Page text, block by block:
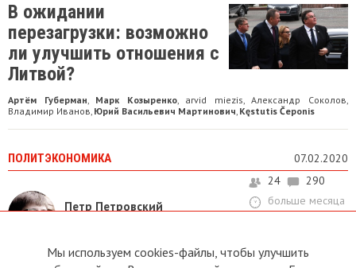
В ожидании
перезагрузки: возможно
ли улучшить отношения с
Литвой?
Артём Губерман, Марк Козыренко, arvid miezis,Александр Соколов,
Владимир Иванов, Юрий Васильевич Мартинович, Kęstutis Čeponis
ПОЛИТЭКОНОМИКА 07.02.2020
Петр Петровский
24
290
больше месяца
Мы используем cookies-файлы, чтобы улучшить